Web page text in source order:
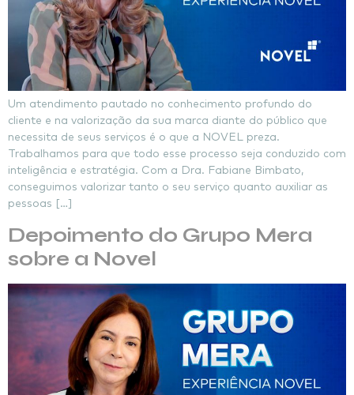
Um atendimento pautado no conhecimento profundo do
cliente e na valorização da sua marca diante do público que
necessita de seus serviços é o que a NOVEL preza.
Trabalhamos para que todo esse processo seja conduzido com
inteligência e estratégia. Com a Dra. Fabiane Bimbato,
conseguimos valorizar tanto o seu serviço quanto auxiliar as
pessoas […]
Depoimento do Grupo Mera
sobre a Novel